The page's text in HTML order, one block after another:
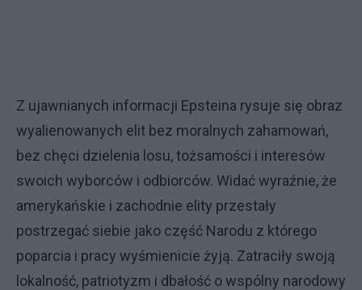
Z ujawnianych informacji Epsteina rysuje się obraz
wyalienowanych elit bez moralnych zahamowań,
bez chęci dzielenia losu, tożsamości i interesów
swoich wyborców i odbiorców. Widać wyraźnie, że
amerykańskie i zachodnie elity przestały
postrzegać siebie jako część Narodu z którego
poparcia i pracy wyśmienicie żyją. Zatraciły swoją
lokalność, patriotyzm i dbałość o wspólny narodowy